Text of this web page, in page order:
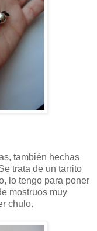
también hechas
trata de un tarrito
lo tengo para poner
mostruos muy
chulo.